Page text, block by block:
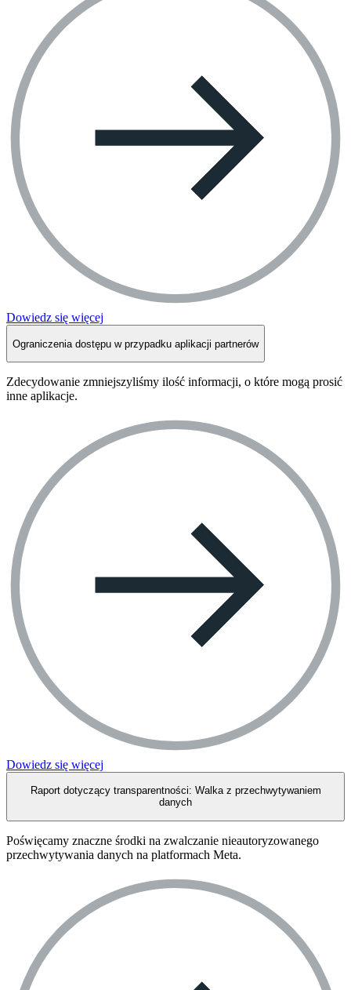
Dowiedz się więcej
Ograniczenia dostępu w przypadku aplikacji partnerów
Zdecydowanie zmniejszyliśmy ilość informacji, o które mogą prosić
inne aplikacje.
Dowiedz się więcej
Raport dotyczący transparentności: Walka z przechwytywaniem
danych
Poświęcamy znaczne środki na zwalczanie nieautoryzowanego
przechwytywania danych na platformach Meta.